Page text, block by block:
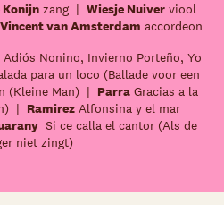
zang | Wiesje Nuiver viool
Vincent van Amsterdam accordeon
Adiós Nonino, Invierno Porteño, Yo
para un loco (Ballade voor een
(Kleine Man) | Parra Gracias a la
| Ramirez Alfonsina y el mar
Si ce calla el cantor (Als de
niet zingt)